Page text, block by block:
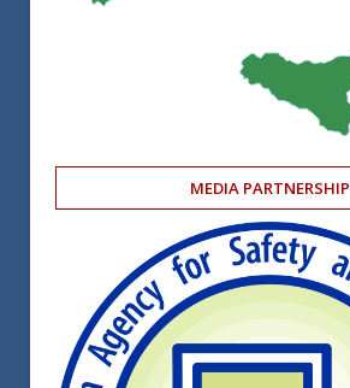
MEDIA PARTNERSHIP